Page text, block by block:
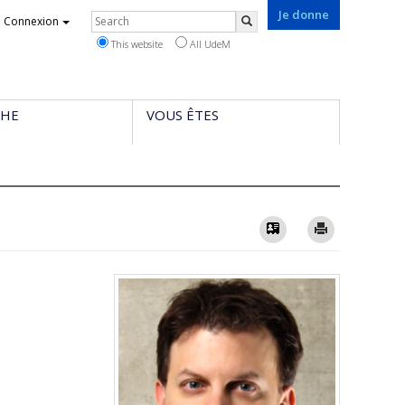
Je donne
Connexion Rechercher
This website All UdeM
VOUS ÊTES
Vcard